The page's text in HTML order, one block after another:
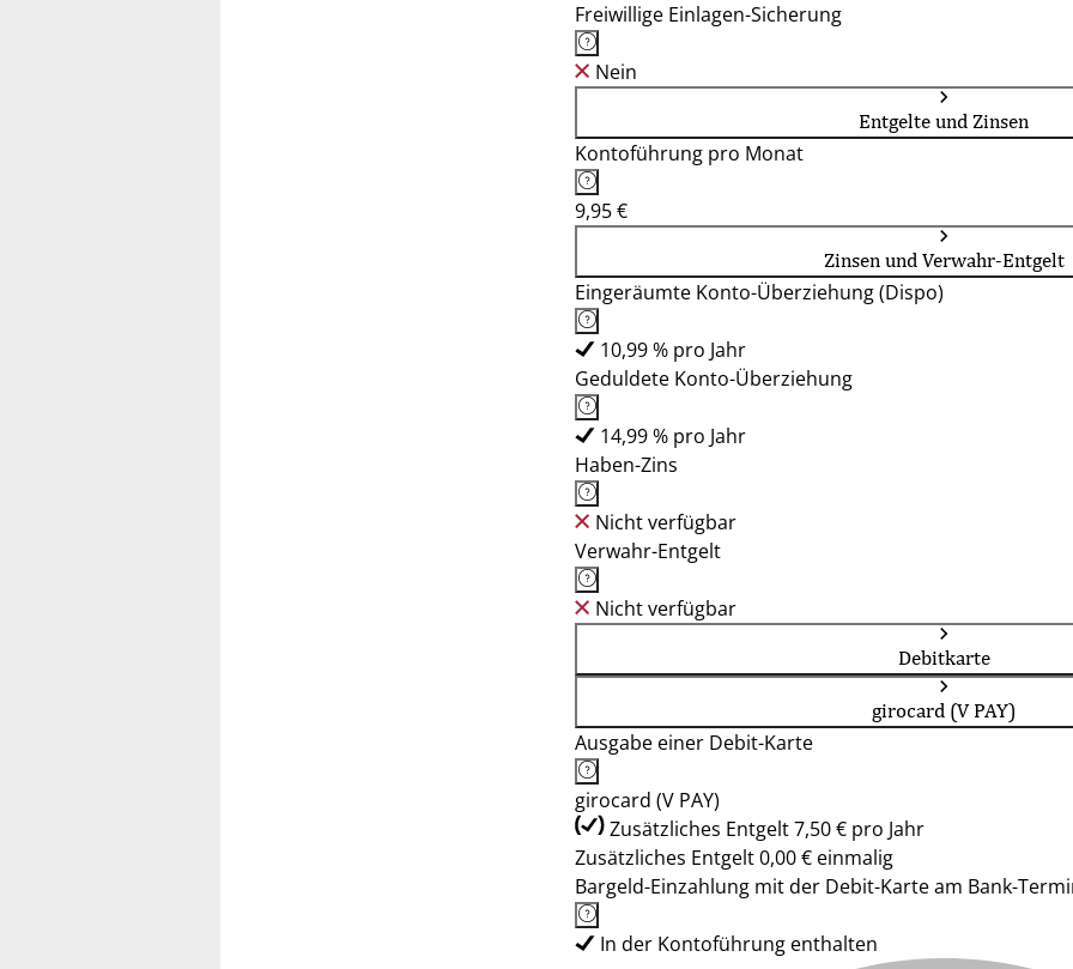
Freiwillige Einlagen-Sicherung
Nein
Entgelte und Zinsen
Kontoführung pro Monat
9,95 €
Zinsen und Verwahr-Entgelt
Eingeräumte Konto-Überziehung (Dispo)
10,99 % pro Jahr
Geduldete Konto-Überziehung
14,99 % pro Jahr
Haben-Zins
Nicht verfügbar
Verwahr-Entgelt
Nicht verfügbar
Debitkarte
girocard (V PAY)
Ausgabe einer Debit-Karte
girocard (V PAY)
Zusätzliches Entgelt 7,50 € pro Jahr
Zusätzliches Entgelt 0,00 € einmalig
Bargeld-Einzahlung mit der Debit-Karte am Bank-
In der Kontoführung enthalten